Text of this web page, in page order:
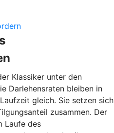
Klassiker unter den
Darlehensraten bleiben in
gleich. Sie setzen sich
zusammen. Der
Laufe des